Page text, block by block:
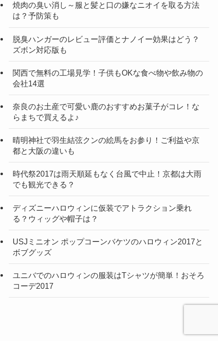
焼肉の臭い消し～服と髪と口の嫌なニオイを取る方法
は？予防策も
脱臭ハンガーのレビュー評価とナノイー効果はどう？
ズボン対応版も
関西で無料の工場見学！子供もOKな食べ物や飲み物の
会社14選
奈良のお土産で可愛い鹿のおすすめお菓子がコレ！な
らまちで買えるよ♪
晴明神社で羽生結弦クンの絵馬をお参り！ご利益や京
都と大阪の違いも
時代祭2017は雨天順延もなく台風で中止！京都は大雨
でも観光できる？
ディズニーハロウィンに仮装でアトラクション乗れ
る？ウィッグや帽子は？
USJミニオン ポップコーンバケツのハロウィン2017と
ボブグッズ
ユニバでのハロウィンの服装はTシャツが簡単！おそろ
コーデ2017